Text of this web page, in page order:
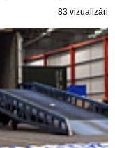
83 vizualizări